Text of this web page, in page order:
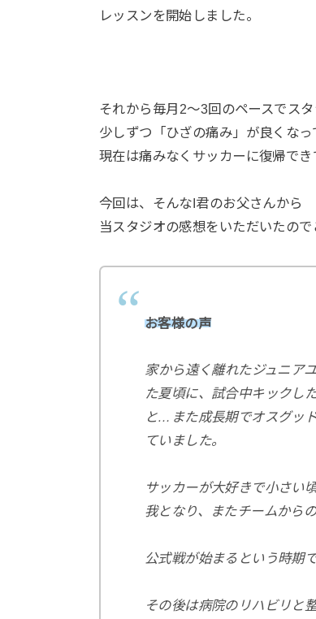
レッスンを開始しました。
それから⁡毎月2〜3回のペースで⁡ス
少しずつ「ひざの痛み」が良くなっ
現在は痛みなくサッカーに復帰でき
今回は、そんなI君のお父さんから
当スタジオの感想をいただいたので
お客様の声
家から遠く離れたジュニア
た夏頃に、試合中キックし
と…また成長期でオスグッ
ていました。
サッカーが大好きで小さい
我となり、またチームから
公式戦が始まるという時期
その後は病院のリハビリと